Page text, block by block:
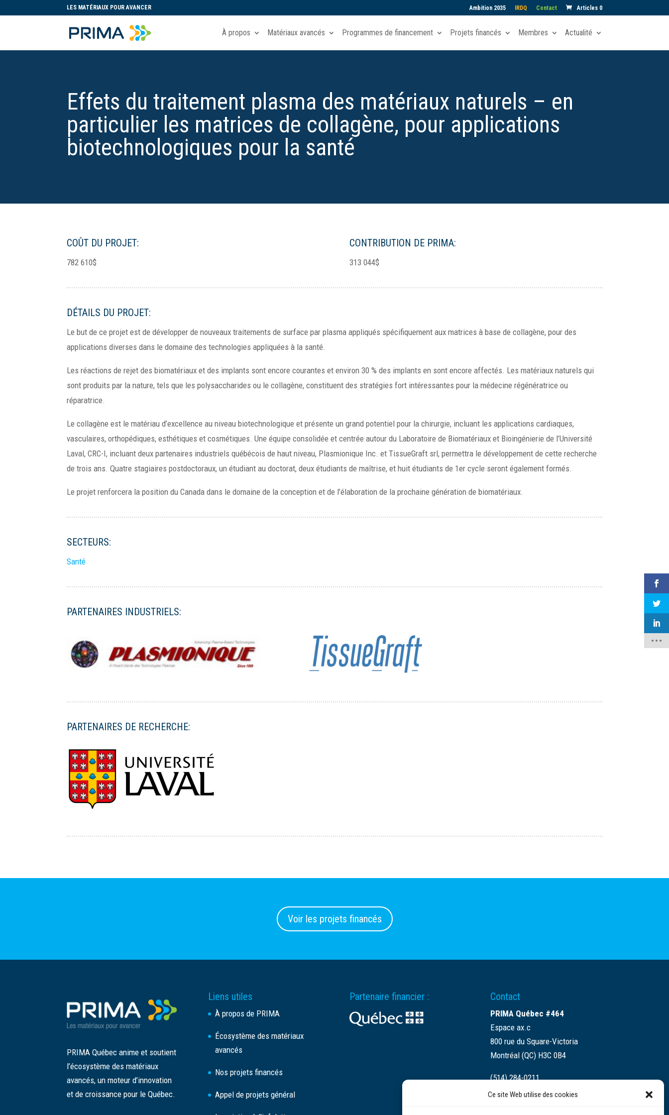
Ce site Web utilise des cookies
LES MATÉRIAUX POUR AVANCER Ambition 2035 IRDQ Contact Articles 0
À propos Matériaux avancés Programmes de financement Projets financés Membres Actualité
Effets du traitement plasma des matériaux naturels – en
particulier les matrices de collagène, pour applications
biotechnologiques pour la santé
COÛT DU PROJET:
782 610$
CONTRIBUTION DE PRIMA:
313 044$
DÉTAILS DU PROJET:
Le but de ce projet est de développer de nouveaux traitements de surface par plasma appliqués spécifiquement aux matrices à base de collagène, pour des
applications diverses dans le domaine des technologies appliquées à la santé.
Les réactions de rejet des biomatériaux et des implants sont encore courantes et environ 30 % des implants en sont encore affectés. Les matériaux naturels qui
sont produits par la nature, tels que les polysaccharides ou le collagène, constituent des stratégies fort intéressantes pour la médecine régénératrice ou
réparatrice.
Le collagène est le matériau d’excellence au niveau biotechnologique et présente un grand potentiel pour la chirurgie, incluant les applications cardiaques,
vasculaires, orthopédiques, esthétiques et cosmétiques. Une équipe consolidée et centrée autour du Laboratoire de Biomatériaux et Bioingénierie de l’Université
Laval, CRC-I, incluant deux partenaires industriels québécois de haut niveau, Plasmionique Inc. et TissueGraft srl, permettra le développement de cette recherche
de trois ans. Quatre stagiaires postdoctoraux, un étudiant au doctorat, deux étudiants de maîtrise, et huit étudiants de 1er cycle seront également formés.
Le projet renforcera la position du Canada dans le domaine de la conception et de l’élaboration de la prochaine génération de biomatériaux.
SECTEURS:
Santé
PARTENAIRES INDUSTRIELS:
PARTENAIRES DE RECHERCHE:
Voir les projets financés
PRIMA Québec anime et soutient
l’écosystème des matériaux
avancés, un moteur d’innovation
et de croissance pour le Québec.
Liens utiles
À propos de PRIMA
Écosystème des matériaux
avancés
Nos projets financés
Appel de projets général
Partenaire financier : Contact
PRIMA Québec #464
Espace ax.c
800 rue du Square-Victoria
Montréal (QC) H3C 0B4
(514) 284-0211
info@prima.ca